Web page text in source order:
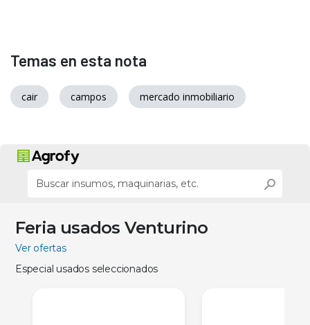
Temas en esta nota
cair campos mercado inmobiliario
Feria usados Venturino
Ver ofertas
Especial usados seleccionados